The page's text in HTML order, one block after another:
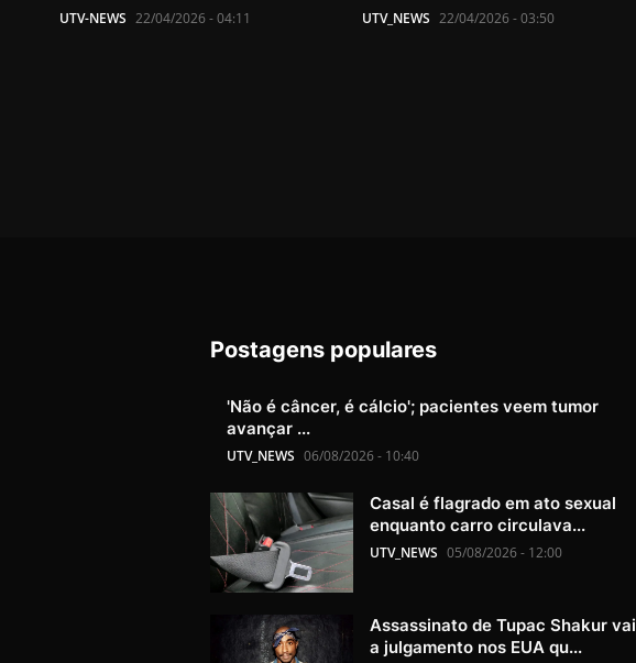
UTV-NEWS 22/04/2026 - 04:11 UTV_NEWS 22/04/2026 - 03:50
Postagens populares
'Não é câncer, é cálcio'; pacientes veem tumor
avançar ...
UTV_NEWS 06/08/2026 - 10:40
Casal é flagrado em ato sexual
enquanto carro circulava...
UTV_NEWS 05/08/2026 - 12:00
Assassinato de Tupac Shakur vai
a julgamento nos EUA qu...